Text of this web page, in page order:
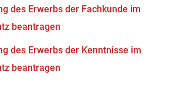
des Erwerbs der Fachkunde im
beantragen
des Erwerbs der Kenntnisse im
beantragen